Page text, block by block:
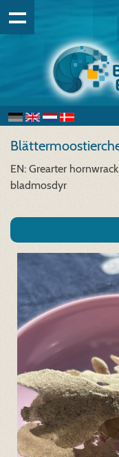
EN: Grearter hornwrack
bladmosdyr